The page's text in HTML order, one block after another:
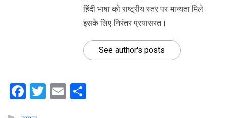
हिंदी भाषा को राष्ट्रीय स्तर पर मान्यता मिले
इसके लिए निरंतर प्रयासरत।
See author's posts
Facebook
Twitter
Email